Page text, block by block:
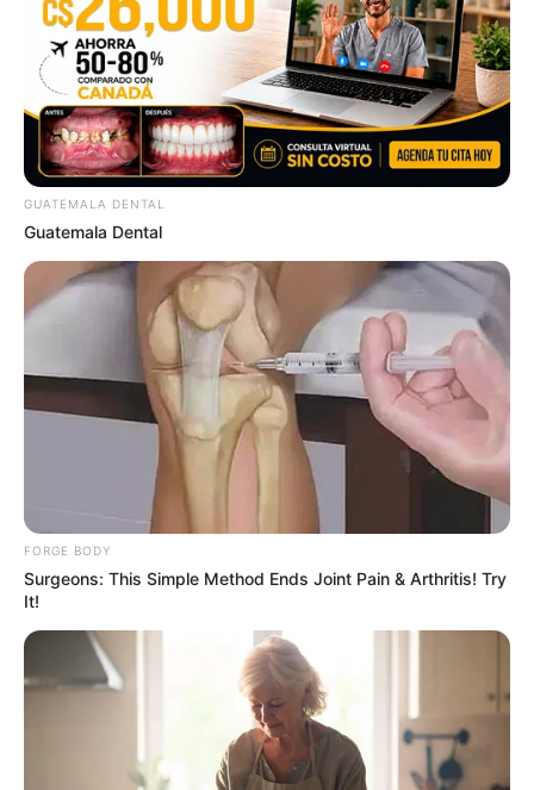
Is The Movie "Danish Girl" A True Story?
BRAINBERRIES
This Movie Is The Main Reason Ukraine Has Not Lost
To Russia
BRAINBERRIES
GUATEMALA DENTAL
Guatemala Dental
FORGE BODY
Surgeons: This Simple Method Ends Joint Pain & Arthritis! Try
It!